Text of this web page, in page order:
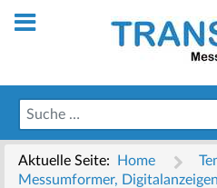
Aktuelle Seite: Home
Messumformer,